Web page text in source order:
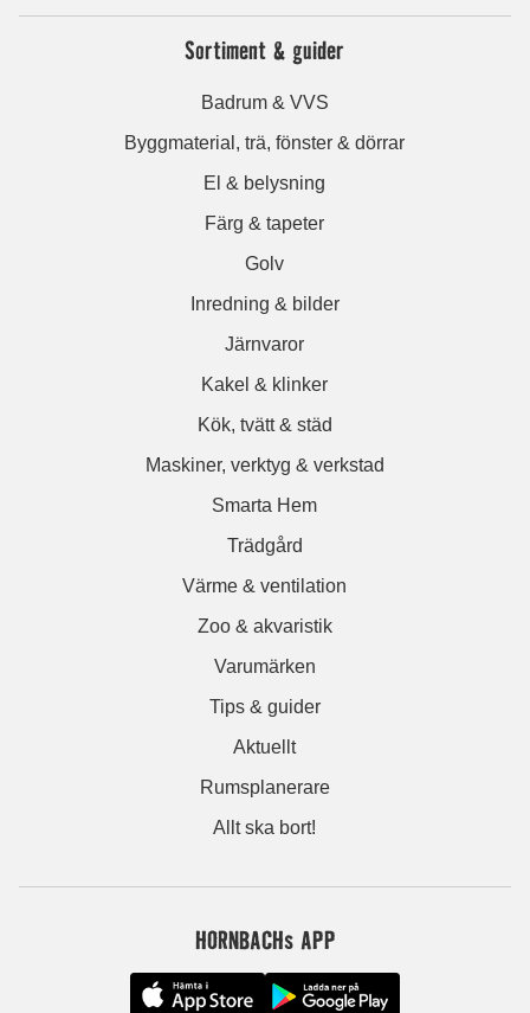
Sortiment & guider
Badrum & VVS
Byggmaterial, trä, fönster & dörrar
El & belysning
Färg & tapeter
Golv
Inredning & bilder
Järnvaror
Kakel & klinker
Kök, tvätt & städ
Maskiner, verktyg & verkstad
Smarta Hem
Trädgård
Värme & ventilation
Zoo & akvaristik
Varumärken
Tips & guider
Aktuellt
Rumsplanerare
Allt ska bort!
HORNBACHs APP